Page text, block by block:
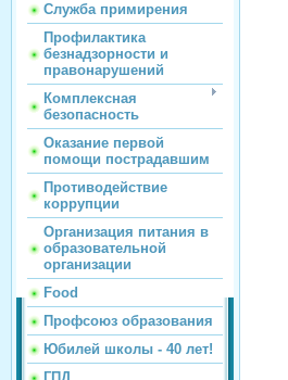
Служба примирения
Профилактика
безнадзорности и
правонарушений
Комплексная
безопасность
Оказание первой
помощи пострадавшим
Противодействие
коррупции
Организация питания в
образовательной
организации
Food
Профсоюз образования
Юбилей школы - 40 лет!